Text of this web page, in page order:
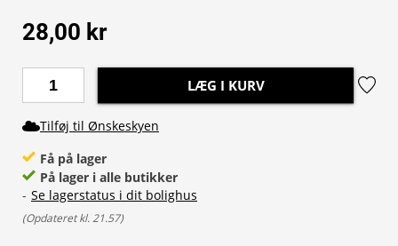
28,00 kr
LÆG I KURV
Tilføj til Ønskeskyen
Få på lager
På lager i alle butikker
- Se lagerstatus i dit bolighus
(Opdateret kl. 21.57)